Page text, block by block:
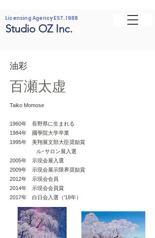
Licensing Agency EST. 1988
Studio OZ Inc.
油彩
百瀬太虚
Taiko Momose
1960年 長野県に生まれる
1984年 國學院大学卒業
1995年 美翔展文部大臣奨励賞
ル･サロン展入選
2005年 示現会展入選
2009年 示現会展示限界奨励賞
2012年 示現会会員
2014年 示現会会員賞
2017年 白日会入選（'18年）